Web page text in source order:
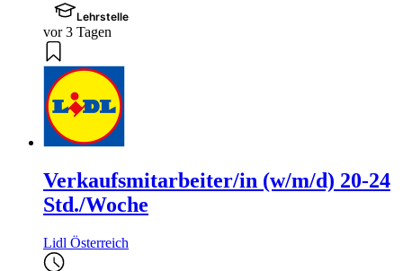
Lehrstelle
vor 3 Tagen
Verkaufsmitarbeiter/in (w/m/d) 20-24
Std./Woche
Lidl Österreich